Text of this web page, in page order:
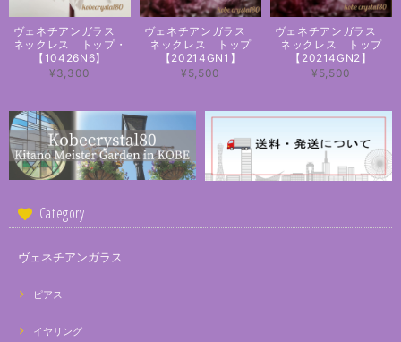
ヴェネチアンガラス
ネックレス トップ・
【10426N6】
¥3,300
ヴェネチアンガラス
ネックレス トップ
【20214GN1】
¥5,500
ヴェネチアンガラス
ネックレス トップ
【20214GN2】
¥5,500
Category
ヴェネチアンガラス
ピアス
イヤリング